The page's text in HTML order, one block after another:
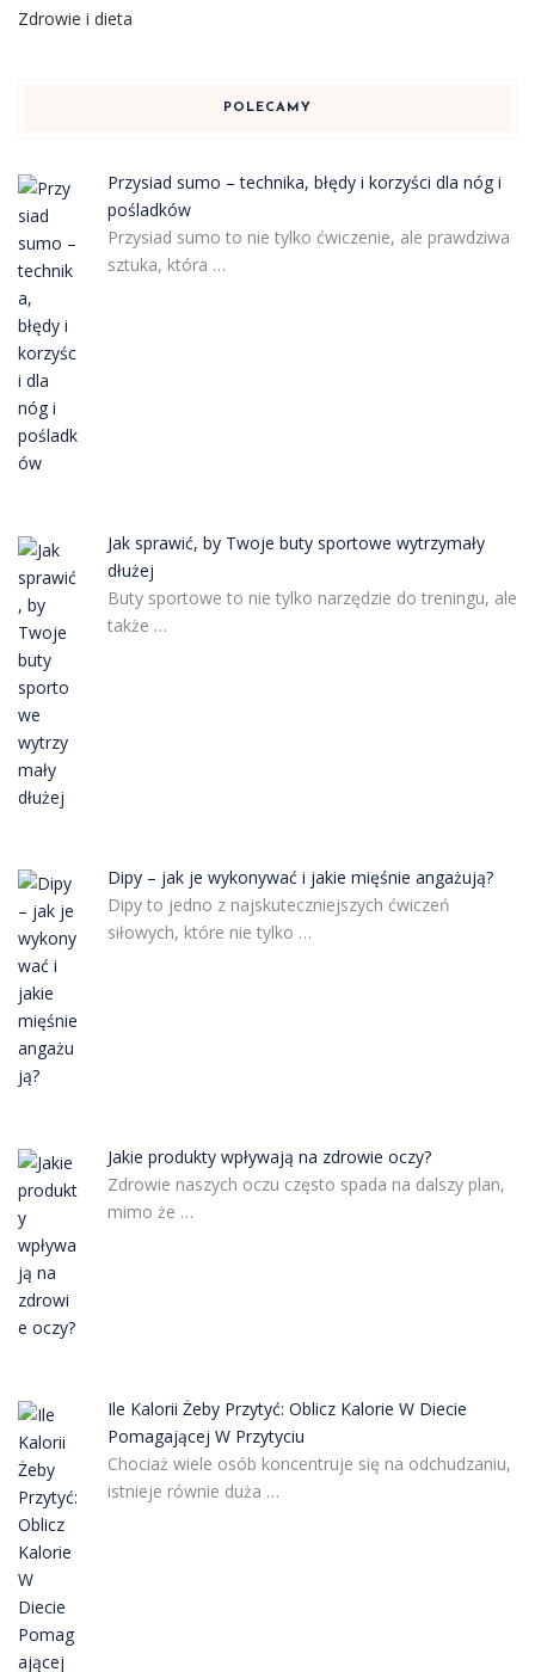
Zdrowie i dieta
POLECAMY
Przysiad sumo – technika, błędy i korzyści dla nóg i
pośladków
Przysiad sumo to nie tylko ćwiczenie, ale prawdziwa
sztuka, która …
Jak sprawić, by Twoje buty sportowe wytrzymały
dłużej
Buty sportowe to nie tylko narzędzie do treningu, ale
także …
Dipy – jak je wykonywać i jakie mięśnie angażują?
Dipy to jedno z najskuteczniejszych ćwiczeń
siłowych, które nie tylko …
Jakie produkty wpływają na zdrowie oczy?
Zdrowie naszych oczu często spada na dalszy plan,
mimo że …
Ile Kalorii Żeby Przytyć: Oblicz Kalorie W Diecie
Pomagającej W Przytyciu
Chociaż wiele osób koncentruje się na odchudzaniu,
istnieje równie duża …